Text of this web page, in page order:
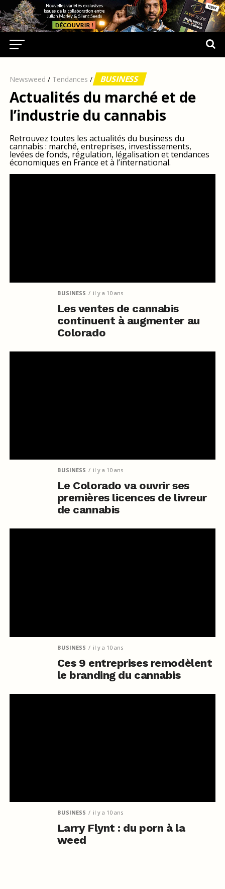
Newsweed / Tendances / BUSINESS
Actualités du marché et de
l’industrie du cannabis
Retrouvez toutes les actualités du business du
cannabis : marché, entreprises, investissements,
levées de fonds, régulation, légalisation et tendances
économiques en France et à l’international.
BUSINESS il y a 10 ans
Les ventes de cannabis
continuent à augmenter au
Colorado
BUSINESS il y a 10 ans
Le Colorado va ouvrir ses
premières licences de livreur
de cannabis
BUSINESS il y a 10 ans
Ces 9 entreprises remodèlent
le branding du cannabis
BUSINESS il y a 10 ans
Larry Flynt : du porn à la
weed